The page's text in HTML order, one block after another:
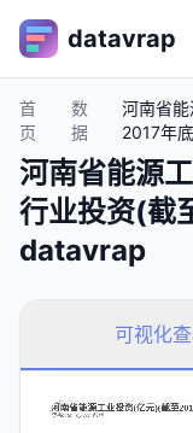
datavrap
首
页
数
据
河南省
2017年
河南省能源
行业投资(截
datavrap
可视化